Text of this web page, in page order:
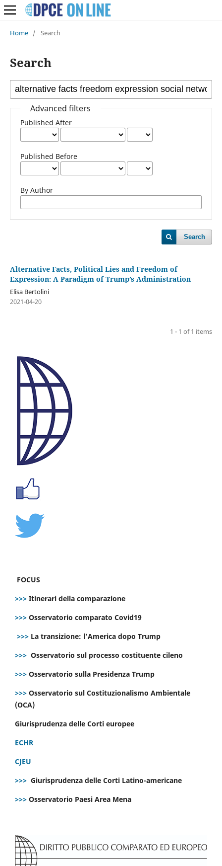
Home / Search
Search
Advanced filters
Published After
Published Before
By Author
Search
Alternative Facts, Political Lies and Freedom of
Expression: A Paradigm of Trump’s Administration
Elisa Bertolini
2021-04-20
1 - 1 of 1 items
FOCUS
>>> Itinerari della comparazione
>>> Osservatorio comparato Covid19
>>> La transizione: l’America dopo Trump
>>> Osservatorio sul processo costituente cileno
>>> Osservatorio sulla Presidenza Trump
>>> Osservatorio sul Costituzionalismo Ambientale
(OCA)
Giurisprudenza delle Corti europee
ECHR
CJEU
>>> Giurisprudenza delle Corti Latino-americane
>>> Osservatorio Paesi Area Mena